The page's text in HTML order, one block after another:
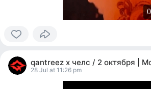
people
reacted qantreez x челс / 2 октября |
28 Jul at 11:26 pm